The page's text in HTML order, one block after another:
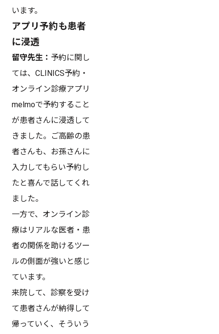
います。
アプリ予約も患者
に浸透
留守先生： 予約に関し
ては、CLINICS予約・
オンライン診療アプリ
melmoで予約すること
が患者さんに浸透して
きました。ご高齢の患
者さんも、お孫さんに
入力してもらい予約し
たと喜んで話してくれ
ました。
一方で、オンライン診
療はリアルな医者・患
者の関係を助けるツー
ルの側面が強いと感じ
ています。
来院して、診察を受け
て患者さんが納得して
帰っていく、そういう